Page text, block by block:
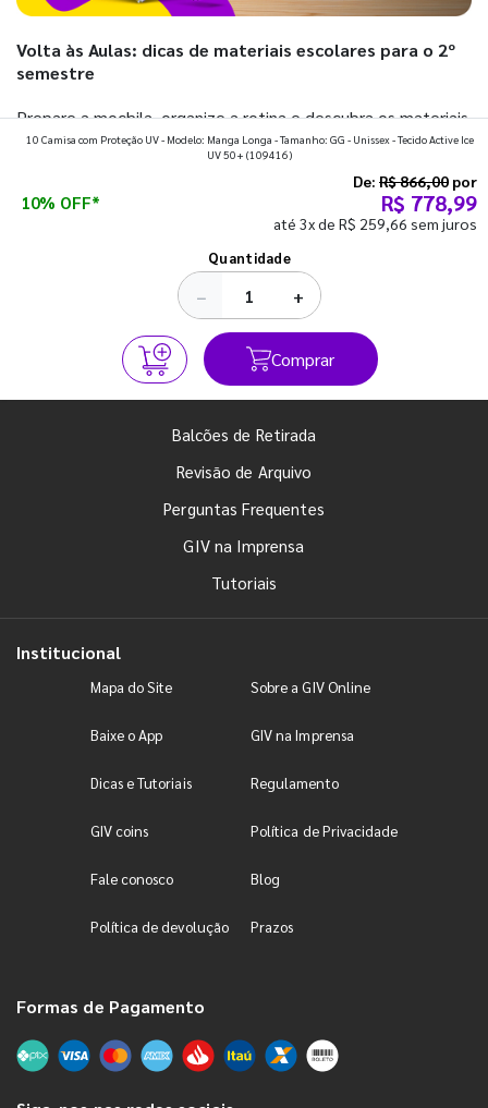
Volta às Aulas: dicas de materiais escolares para o 2º
semestre
Prepare a mochila, organize a rotina e descubra os materiais
que fazem toda diferença para começar o segundo
10 Camisa com Proteção UV - Modelo: Manga Longa - Tamanho: GG - Unissex - Tecido Active Ice
UV 50+ (109416)
10% OFF*
De: R$ 866,00 por
R$ 778,99
até 3x de R$ 259,66 sem juros
Quantidade
− +
Comprar
Balcões de Retirada
Revisão de Arquivo
Perguntas Frequentes
GIV na Imprensa
Tutoriais
Institucional
Mapa do Site Sobre a GIV Online
Baixe o App GIV na Imprensa
Dicas e Tutoriais Regulamento
GIV coins Política de Privacidade
Fale conosco Blog
Política de devolução Prazos
Formas de Pagamento